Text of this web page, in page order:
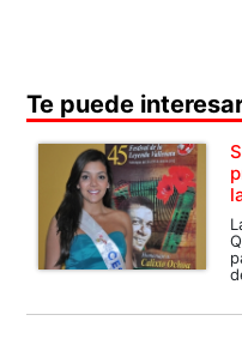
Te puede